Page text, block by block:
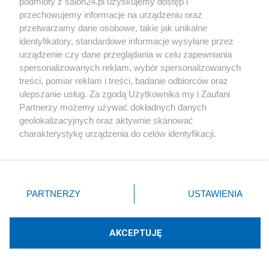
Rozłam, który może zamienić się w sojusz. Terlecki
zdradza tajemnice z posiedzeń PiS
Redakcja
Hofman bezlitosny dla Kurskiego. "48 godzin po
Smoleńsku liczył, których posłów wyciągnąć"
Redakcja
Trump w izraelskiej matni…
przechowujemy informacje na urządzeniu oraz
przetwarzamy dane osobowe, takie jak unikalne
identyfikatory, standardowe informacje wysyłane przez
urządzenie czy dane przeglądania w celu zapewniania
spersonalizowanych reklam, wybór spersonalizowanych
treści, pomiar reklam i treści, badanie odbiorców oraz
ulepszanie usług. Za zgodą Użytkownika my i Zaufani
Partnerzy możemy używać dokładnych danych
geolokalizacyjnych oraz aktywnie skanować
charakterystykę urządzenia do celów identyfikacji.
zmienić/wycofać klikając przycisk ustawień prywatności
znajdujący się w lewym dolnym rogu strony
rodzaje przetwarzania danych nie wymagają zgody
użytkownika, ale masz prawo sprzeciwić się takiemu
PARTNERZY USTAWIENIA
AKCEPTUJĘ